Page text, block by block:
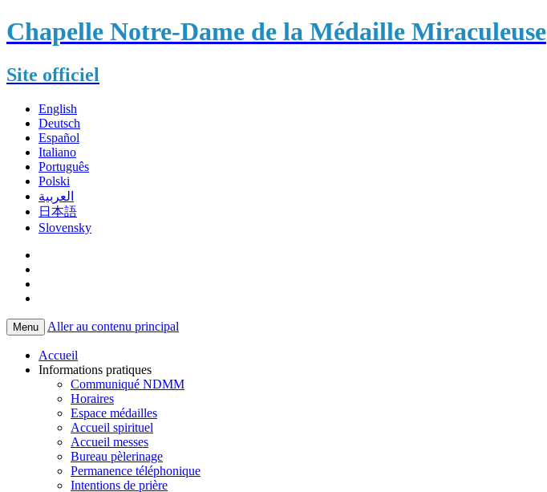
Chapelle Notre-Dame de la Médaille Miraculeuse
Site officiel
English
Deutsch
Español
Italiano
Português
Polski
العربية
日本語
Slovensky
Menu Aller au contenu principal
Accueil
Informations pratiques
Communiqué NDMM
Horaires
Espace médailles
Accueil spirituel
Accueil messes
Bureau pèlerinage
Permanence téléphonique
Intentions de prière